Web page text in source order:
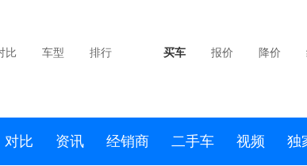
比 车型 排行 买车 报价 降价
对比 资讯 经销商 二手车 视频 独